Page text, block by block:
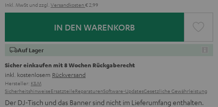
Inkl. MwSt und zzgl. Versandkosten € 2,99
IN DEN WARENKORB
Auf Lager
Sicher einkaufen mit 8 Wochen Rückgaberecht
inkl. kostenlosem Rückversand
Hersteller: K&M
SicherheitshinweiseErsatzteileReparaturenSoftware-UpdatesGesetzliche Gewährleistung
Der DJ-Tisch und das Banner sind nicht im Lieferumfang enthalten.